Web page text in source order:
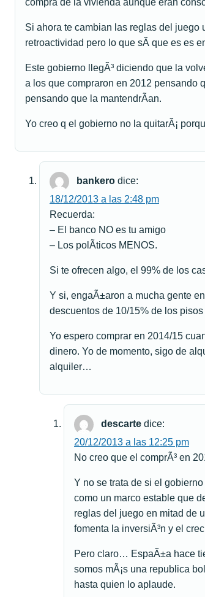
compra de la vivienda aunque eran
Si ahora te cambian las reglas del juego
retroactividad pero lo que sÃ­ que es es
Este gobierno llegÃ³ diciendo que la
a los que compraron en 2012 pensando
pensando que la mantendrÃ­an.
Yo creo q el gobierno no la quitarÃ¡
bankero dice:
18/12/2013 a las 2:48 pm
Recuerda:
– El banco NO es tu amigo
– Los polÃ­ticos MENOS.
Si te ofrecen algo, el 99% de los
Y si, engaÃ±aron a mucha gente
descuentos de 10/15% de los
Yo espero comprar en 2014/15
dinero. Yo de momento, sigo de
alquiler…
descarte dice:
20/12/2013 a las 12:25 pm
No creo que el comprÃ³ en
Y no se trata de si el
como un marco estable que
reglas del juego en mitad de
fomenta la inversiÃ³n y el
Pero claro… EspaÃ±a hace
somos mÃ¡s una republica
hasta quien lo aplaude.